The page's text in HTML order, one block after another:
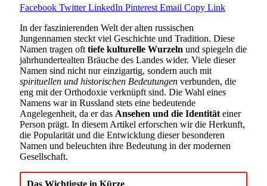
Facebook Twitter LinkedIn Pinterest Email Copy Link
In der faszinierenden Welt der alten russischen
Jungennamen steckt viel Geschichte und Tradition. Diese
Namen tragen oft tiefe kulturelle Wurzeln und spiegeln die
jahrhundertealten Bräuche des Landes wider. Viele dieser
Namen sind nicht nur einzigartig, sondern auch mit
spirituellen und historischen Bedeutungen verbunden, die
eng mit der Orthodoxie verknüpft sind. Die Wahl eines
Namens war in Russland stets eine bedeutende
Angelegenheit, da er das Ansehen und die Identität einer
Person prägt. In diesem Artikel erforschen wir die Herkunft,
die Popularität und die Entwicklung dieser besonderen
Namen und beleuchten ihre Bedeutung in der modernen
Gesellschaft.
Das Wichtigste in Kürze